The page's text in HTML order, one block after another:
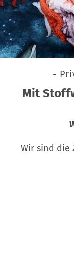
-
Mit
Wir sind die